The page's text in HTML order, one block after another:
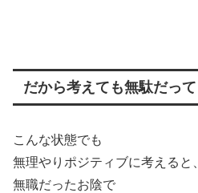
だから考えても無駄だって
こんな状態でも
無理やりポジティブに考えると、
無職だったお陰で